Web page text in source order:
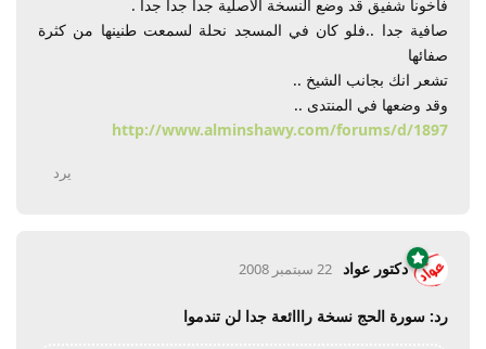
فاخونا شفيق قد وضع النسخة الأصلية جدا جدا جدا .
صافية جدا ..فلو كان في المسجد نحلة لسمعت طنينها من كثرة
صفائها
تشعر انك بجانب الشيخ ..
وقد وضعها في المنتدى ..
http://www.alminshawy.com/forums/d/1897
يرد
دكتور عواد 22 سبتمبر 2008
رد: سورة الحج نسخة رااائعة جدا لن تندموا